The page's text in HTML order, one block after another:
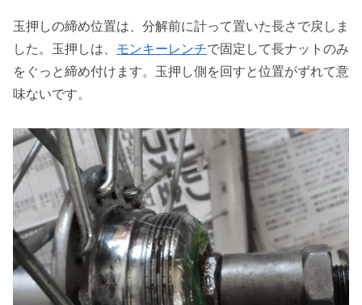
玉押しの締め位置は、分解前に計って置いた長さで戻しま
した。玉押しは、 モンキーレンチで固定して長ナットのみ
をぐっと締め付けます。玉押し側を回すと位置がずれて意
味ないです。